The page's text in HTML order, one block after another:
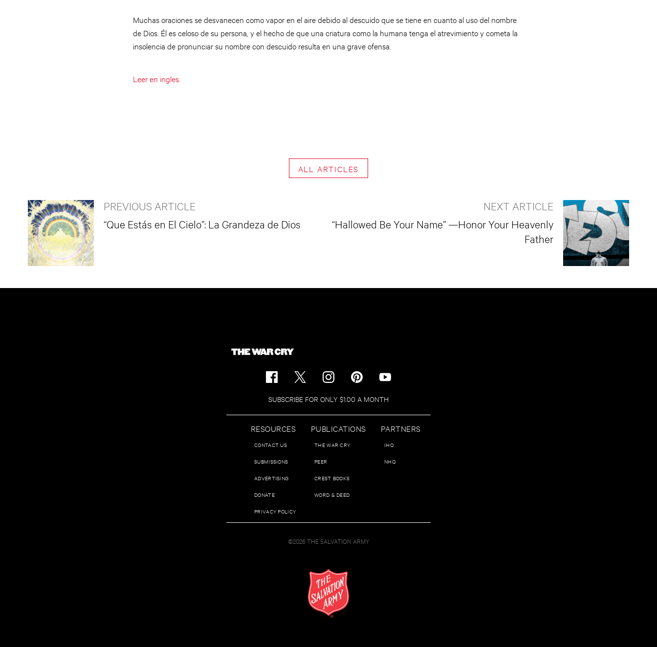
Muchas oraciones se desvanecen como vapor en el aire debido al descuido que se tiene en cuanto al uso del nombre
de Dios. Él es celoso de su persona, y el hecho de que una criatura como la humana tenga el atrevimiento y cometa la
insolencia de pronunciar su nombre con descuido resulta en una grave ofensa.
Leer en ingles.
ALL ARTICLES
PREVIOUS ARTICLE
“Que Estás en El Cielo”: La Grandeza de Dios
NEXT ARTICLE
“Hallowed Be Your Name​” —Honor Your Heavenly
Father
SUBSCRIBE FOR ONLY $1.00 A MONTH
RESOURCES
CONTACT US
SUBMISSIONS
ADVERTISING
DONATE
PRIVACY POLICY
PUBLICATIONS
THE WAR CRY
PEER
CREST BOOKS
WORD & DEED
PARTNERS
IHQ
NHQ
©2026 THE SALVATION ARMY